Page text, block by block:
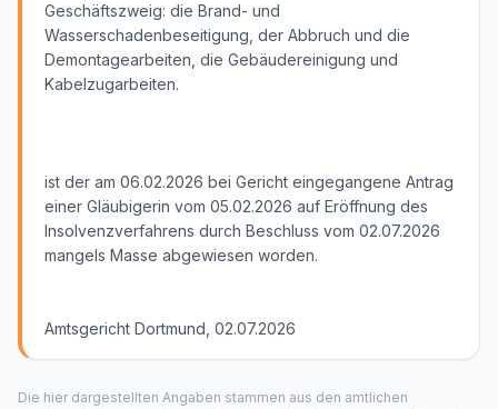
Geschäftszweig: die Brand- und
Wasserschadenbeseitigung, der Abbruch und die
Demontagearbeiten, die Gebäudereinigung und
Kabelzugarbeiten.
ist der am 06.02.2026 bei Gericht eingegangene Antrag
einer Gläubigerin vom 05.02.2026 auf Eröffnung des
Insolvenzverfahrens durch Beschluss vom 02.07.2026
mangels Masse abgewiesen worden.
Amtsgericht Dortmund, 02.07.2026
Die hier dargestellten Angaben stammen aus den amtlichen